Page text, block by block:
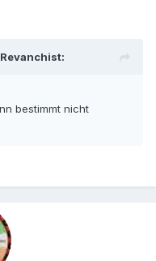
Revanchist:
bestimmt nicht